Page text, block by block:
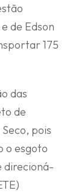
de Edson
175
das
de
pois
o esgoto
direcioná-